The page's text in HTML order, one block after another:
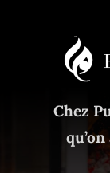
Chez